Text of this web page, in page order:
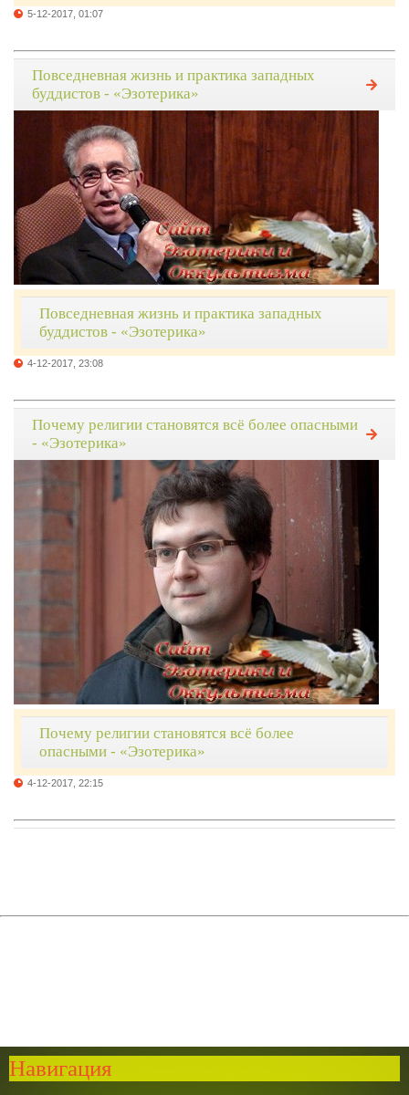
5-12-2017, 01:07
Повседневная жизнь и практика западных
буддистов - «Эзотерика»
Повседневная жизнь и практика западных
буддистов - «Эзотерика»
4-12-2017, 23:08
Почему религии становятся всё более опасными
- «Эзотерика»
Почему религии становятся всё более
опасными - «Эзотерика»
4-12-2017, 22:15
Навигация